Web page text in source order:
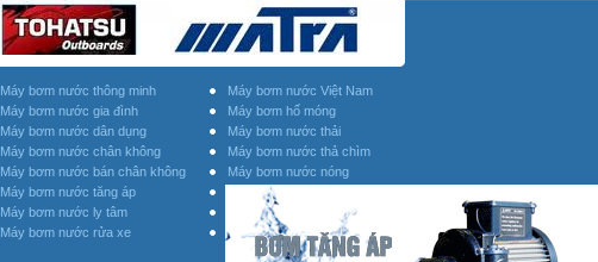
Máy bơm nước thông minh
Máy bơm nước gia đình
Máy bơm nước dân dụng
Máy bơm nước chân không
Máy bơm nước bán chân không
Máy bơm nước tăng áp
Máy bơm nước ly tâm
Máy bơm nước rửa xe
Máy bơm nước Việt Nam
Máy bơm hố móng
Máy bơm nước thải
Máy bơm nước thả chìm
Máy bơm nước nóng
Máy bơm nước Inox
Máy bơm nước họng súng
Phụ kiện máy bơm nước